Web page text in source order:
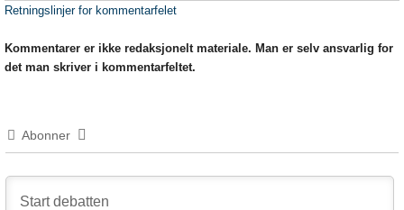
Retningslinjer for kommentarfelet
Kommentarer er ikke redaksjonelt materiale. Man er selv ansvarlig for
det man skriver i kommentarfeltet.
Abonner